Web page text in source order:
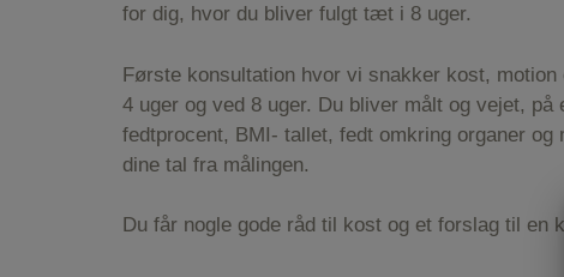
for dig, hvor du bliver fulgt tæt i 8 uger.
Første konsultation hvor vi snakker kost,
4 uger og ved 8 uger. Du bliver målt og vejet,
fedtprocent, BMI- tallet, fedt omkring organer
dine tal fra målingen.
Du får nogle gode råd til kost og et forslag til en